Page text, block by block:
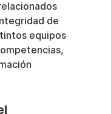
de
equipos